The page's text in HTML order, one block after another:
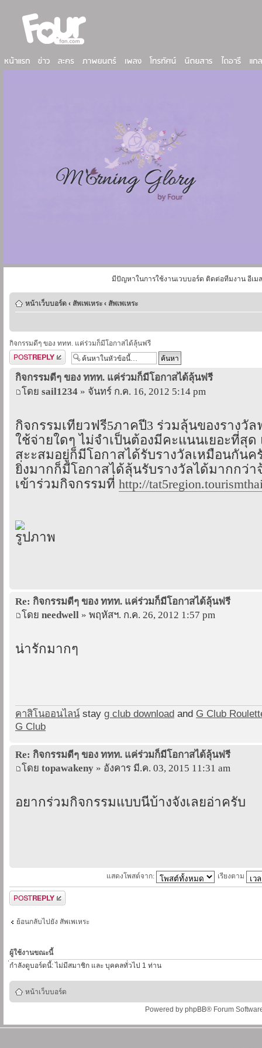
มีปัญหาในการใช้งานเวบบอร์ด ติดต่อทีมงาน อีเม
หน้าเว็บบอร์ด ‹ สัพเพเหระ ‹ สัพเพเหระ
กิจกรรมดีๆ ของ ททท. แค่ร่วมก็มีโอกาสได้ลุ้นฟรี
ตอบกระทู้
กิจกรรมดีๆ ของ ททท. แค่ร่วมก็มีโอกาสได้ลุ้นฟรี
โดย sail1234 » จันทร์ ก.ค. 16, 2012 5:14 pm
กิจกรรมเที่ยวฟรี5ภาคปี3 ร่วมลุ้นของรางวัล
ใช้จ่ายใดๆ ไม่จำเป็นต้องมีคะแนนเยอะที่สุ
สะะสมอยู่ก็มีโอกาสได้รับรางวัลเหมือนกัน
ยิ่งมากก็มีโอกาสได้ลุ้นรับรางวัลได้มากกว่า
เข้าร่วมกิจกรรมที่ http://
Re: กิจกรรมดีๆ ของ ททท. แค่ร่วมก็มีโอกาสได้ลุ้นฟรี
โดย needwell » พฤหัสฯ. ก.ค. 26, 2012 1:57 pm
น่ารักมากๆ
คาสิโนออนไลน์ stay g club download and G Club
G Club
Re: กิจกรรมดีๆ ของ ททท. แค่ร่วมก็มีโอกาสได้ลุ้นฟรี
โดย topawakeny » อังคาร มี.ค. 03, 2015 11:31 am
อยากร่วมกิจกรรมแบบนี่้บ้างจังเลยอ่าครับ
แสดงโพสต์จาก: เรียงตาม
ตอบกระทู้
ย้อนกลับไปยัง สัพเพเหระ
ผู้ใช้งานขณะนี้
่กำลังดูบอร์ดนี้: ไม่มีสมาชิก และ บุคคลทั่วไป 1 ท่าน
หน้าเว็บบอร์ด
Powered by phpBB® Forum